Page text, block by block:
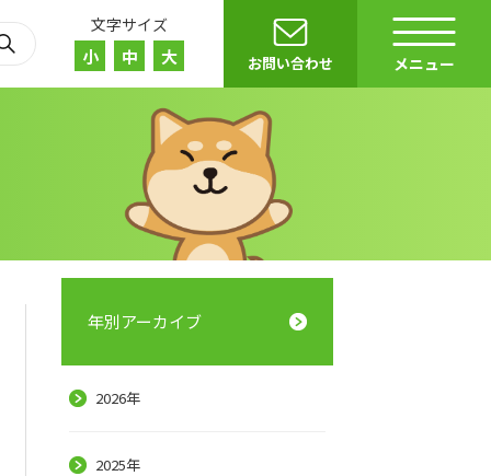
文字サイズ
小 中 大 お問い合わせ メニュー
年別アーカイブ
2026年
2025年